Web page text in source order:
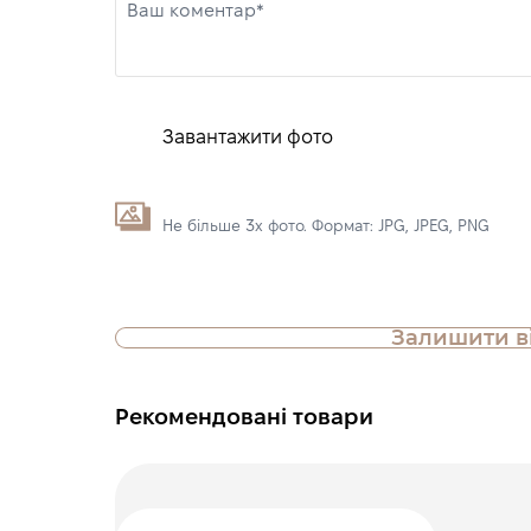
Ваш коментар*
Завантажити фото
Не більше 3х фото. Формат: JPG, JPEG, PNG
Залишити
Рекомендовані товари